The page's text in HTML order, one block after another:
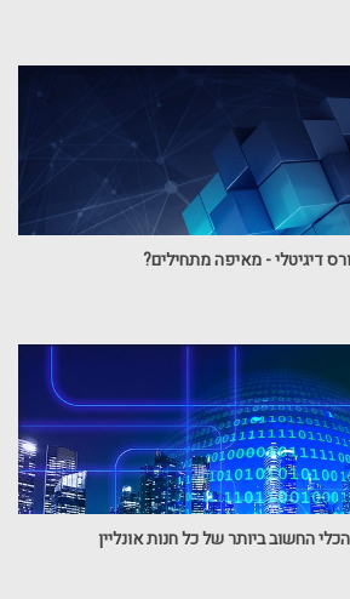
דיגיטלי - מאיפה מתחילים?
החשוב ביותר של כל חנות אונליין